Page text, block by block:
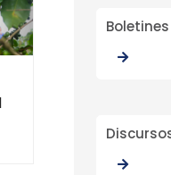
Boletines